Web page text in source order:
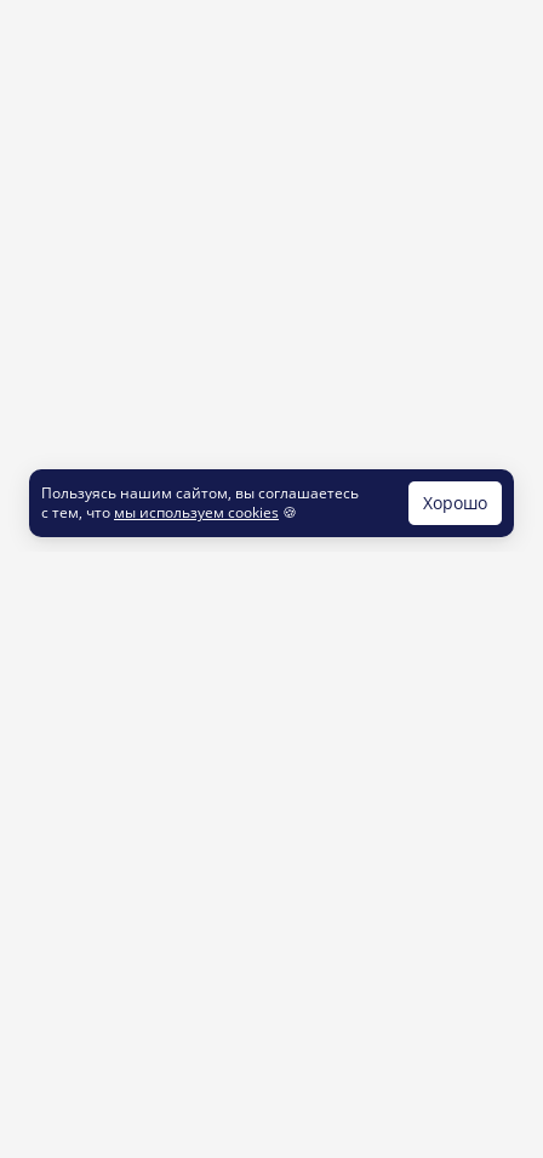
Пользуясь нашим сайтом, вы соглашаетесь
с тем, что мы используем cookies 🍪 Хорошо